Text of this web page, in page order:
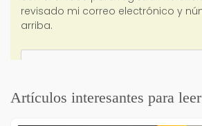
Artículos interesantes para leer